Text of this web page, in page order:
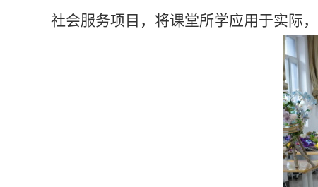
社会服务项目，将课堂所学应用于实际，